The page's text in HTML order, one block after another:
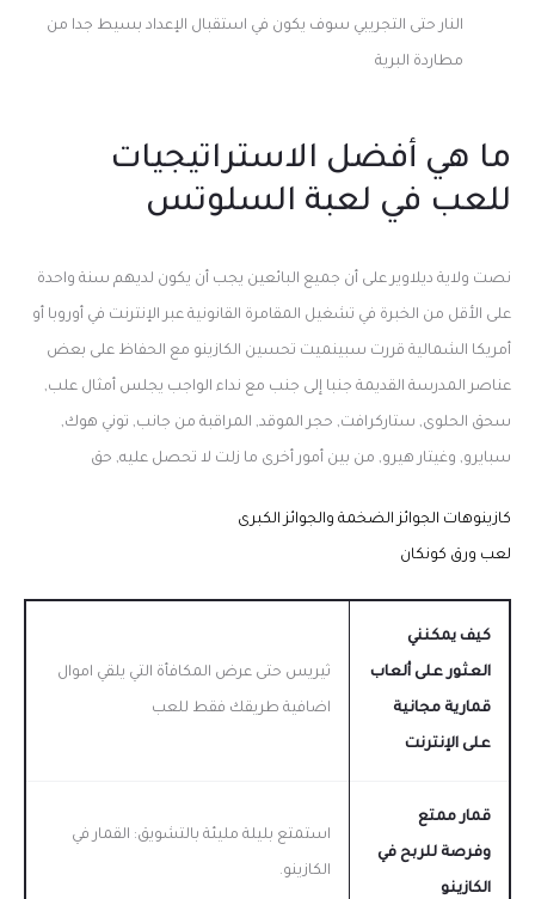
النار حتى التجريبي سوف يكون في استقبال الإعداد بسيط جدا من
مطاردة البرية
ما هي أفضل الاستراتيجيات
للعب في لعبة السلوتس
نصت ولاية ديلاوير على أن جميع البائعين يجب أن يكون لديهم سنة واحدة
على الأقل من الخبرة في تشغيل المقامرة القانونية عبر الإنترنت في أوروبا أو
أمريكا الشمالية قررت سبينميت تحسين الكازينو مع الحفاظ على بعض
عناصر المدرسة القديمة جنبا إلى جنب مع نداء الواجب يجلس أمثال علب,
سحق الحلوى, ستاركرافت, حجر الموقد, المراقبة من جانب, توني هوك,
سبايرو, وغيتار هيرو, من بين أمور أخرى ما زلت لا تحصل عليه, حق
كازينوهات الجوائز الضخمة والجوائز الكبرى
لعب ورق كونكان
كيف يمكنني
العثور على ألعاب
قمارية مجانية
على الإنترنت
ثيريس حتى عرض المكافأة التي يلقي اموال
اضافية طريقك فقط للعب
قمار ممتع
وفرصة للربح في
الكازينو
استمتع بليلة مليئة بالتشويق: القمار في
الكازينو.